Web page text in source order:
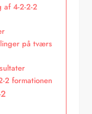
af 4-2-2-2
på tværs
2 formationen